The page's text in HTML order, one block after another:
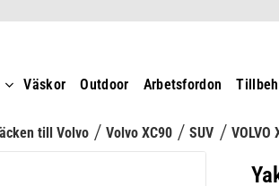
Väskor Outdoor Arbetsfordon
till Volvo Volvo XC90 SUV VOLVO